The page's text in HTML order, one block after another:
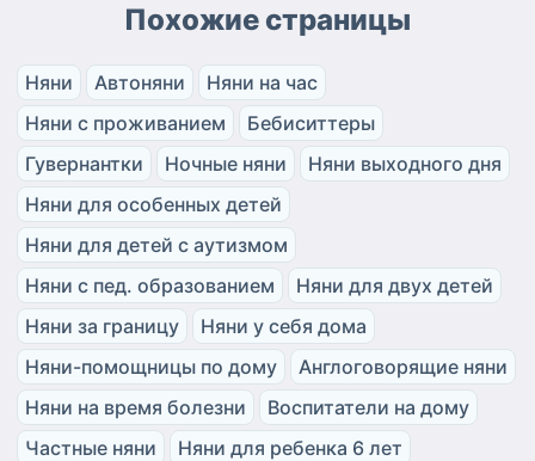
Похожие страницы
Няни Автоняни
Няни на час
Няни с проживанием
Бебиситтеры
Гувернантки
Ночные няни
Няни выходного дня
Няни для особенных детей
Няни для детей с аутизмом
Няни с пед. образованием
Няни для двух детей
Няни за границу
Няни у себя дома
Няни-помощницы по дому
Англоговорящие няни
Няни на время болезни
Воспитатели на дому
Частные няни
Няни для ребенка 6 лет